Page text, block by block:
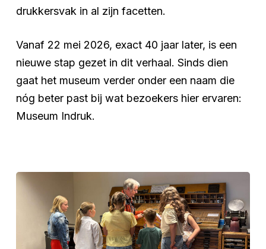
drukkersvak in al zijn facetten.
Vanaf 22 mei 2026, exact 40 jaar later, is een
nieuwe stap gezet in dit verhaal. Sinds dien
gaat het museum verder onder een naam die
nóg beter past bij wat bezoekers hier ervaren:
Museum Indruk.